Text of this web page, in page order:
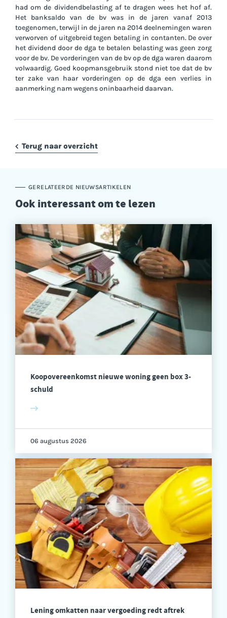
had om de dividendbelasting af te dragen wees het hof af.
Het banksaldo van de bv was in de jaren vanaf 2013
toegenomen, terwijl in de jaren na 2014 deelnemingen waren
verworven of uitgebreid tegen betaling in contanten. De over
het dividend door de dga te betalen belasting was geen zorg
voor de bv. De vorderingen van de bv op de dga waren daarom
volwaardig. Goed koopmansgebruik stond niet toe dat de bv
ter zake van haar vorderingen op de dga een verlies in
aanmerking nam wegens oninbaarheid daarvan.
Terug naar overzicht
GERELATEERDE NIEUWSARTIKELEN
Ook interessant om te lezen
Koopovereenkomst nieuwe woning geen box 3-
schuld
06 augustus 2026
Lening omkatten naar vergoeding redt aftrek